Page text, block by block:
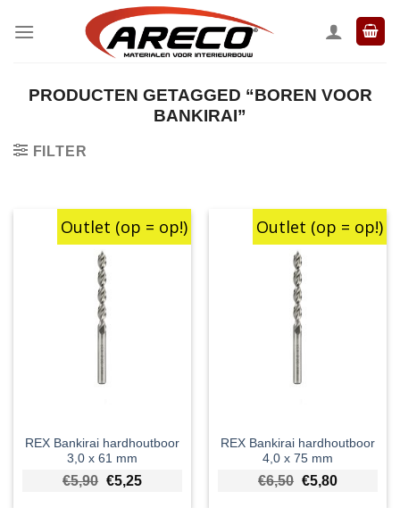
naar
PRODUCTEN GETAGGED “BOREN VOOR
BANKIRAI”
FILTER
Outlet (op = op!)
REX Bankirai hardhoutboor
3,0 x 61 mm
€5,90 Oorspronkelijke prijs was: €5,90.
€5,25Huidige prijs is: €5,25.
Outlet (op = op!)
REX Bankirai hardhoutboor
4,0 x 75 mm
€6,50 €5,80Huidige